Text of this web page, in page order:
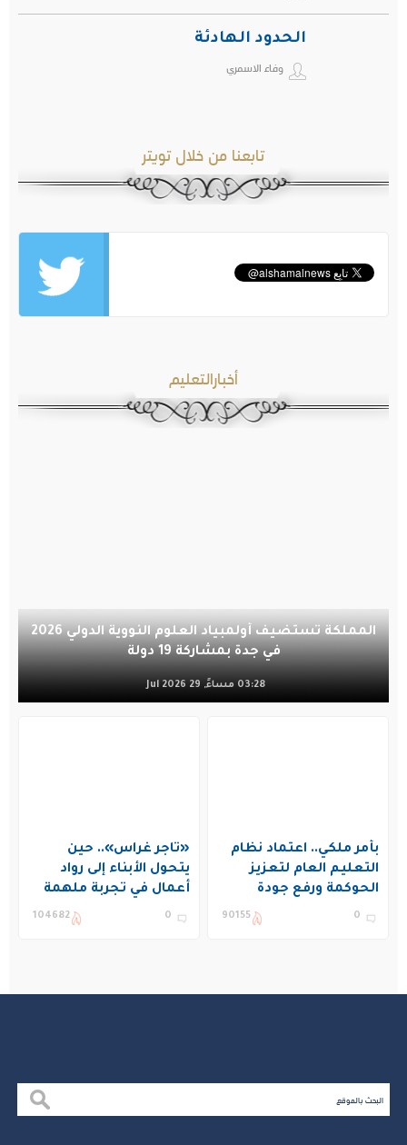
الحدود الهادئة
وفاء الاسمري
تابعنا من خلال تويتر
أخبارالتعليم
المملكة تستضيف أولمبياد العلوم النووية الدولي 2026
في جدة بمشاركة 19 دولة
03:28 مساءً, 29 Jul 2026
بأمر ملكي.. اعتماد نظام
التعليم العام لتعزيز
الحوكمة ورفع جودة
التعليم في المملكة
0
90155
«تاجر غراس».. حين
يتحول الأبناء إلى رواد
أعمال في تجربة ملهمة
بنادي غراس الصيفي
0
104682